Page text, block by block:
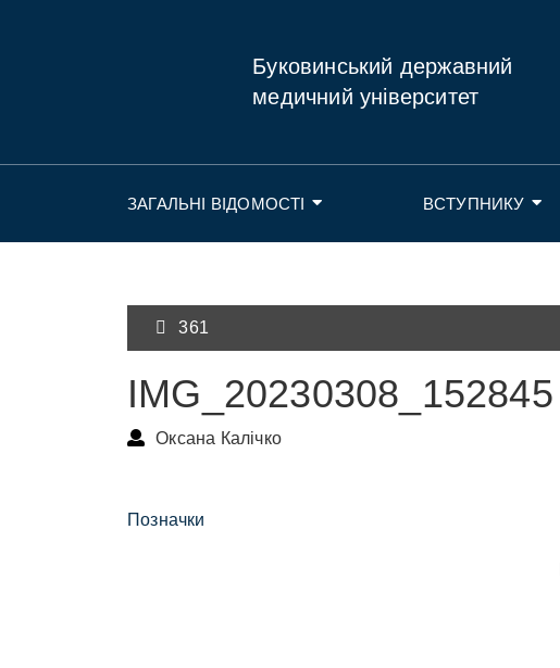
Буковинський державний
медичний університет
ЗАГАЛЬНІ ВІДОМОСТІ ВСТУПНИКУ
361
IMG_20230308_152845
Оксана Калічко
Позначки